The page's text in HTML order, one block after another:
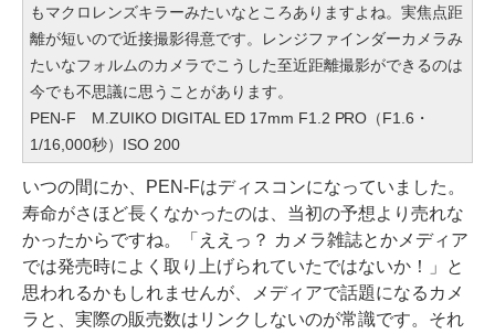
もマクロレンズキラーみたいなところありますよね。実焦点距
離が短いので近接撮影得意です。レンジファインダーカメラみ
たいなフォルムのカメラでこうした至近距離撮影ができるのは
今でも不思議に思うことがあります。
PEN-F M.ZUIKO DIGITAL ED 17mm F1.2 PRO（F1.6・
1/16,000秒）ISO 200
いつの間にか、PEN-Fはディスコンになっていました。
寿命がさほど長くなかったのは、当初の予想より売れな
かったからですね。「ええっ？ カメラ雑誌とかメディア
では発売時によく取り上げられていたではないか！」と
思われるかもしれませんが、メディアで話題になるカメ
ラと、実際の販売数はリンクしないのが常識です。それ